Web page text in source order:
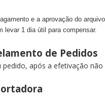
e a aprovação do
levar 1 dia útil para compensar.
de Pedidos
pedido, após a efetivação